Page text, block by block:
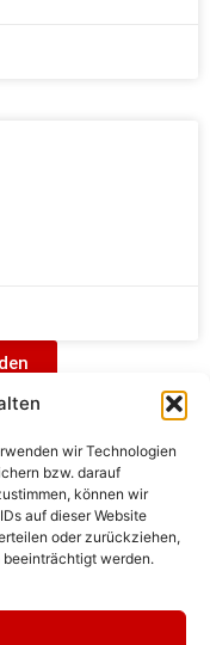
wir Technologien
bzw. darauf
können wir
auf dieser Website
oder zurückziehen,
werden.